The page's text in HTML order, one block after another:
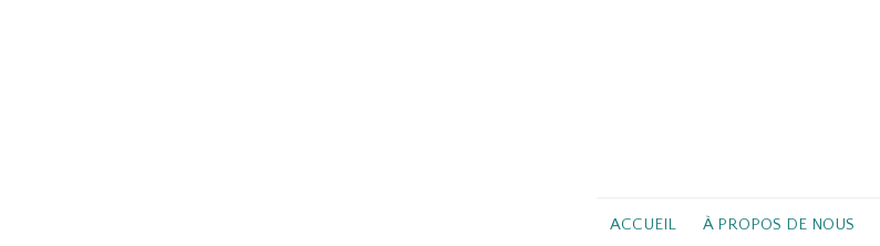
ACCUEIL À PROPOS DE NOUS